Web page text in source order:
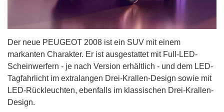
Der neue PEUGEOT 2008 ist ein SUV mit einem
markanten Charakter. Er ist ausgestattet mit Full-LED-
Scheinwerfern - je nach Version erhältlich - und dem LED-
Tagfahrlicht im extralangen Drei-Krallen-Design sowie mit
LED-Rückleuchten, ebenfalls im klassischen Drei-Krallen-
Design.